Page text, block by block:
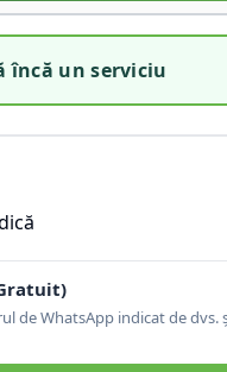
încă un serviciu
de WhatsApp indicat de dvs.